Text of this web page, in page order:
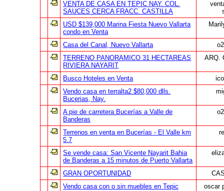
VENTA DE CASA EN TEPIC NAY. COL.
SAUCES CERCA FRACC. CASTILLA
USD $139,000 Marina Fiesta Nuevo Vallarta
condo en Venta
Casa del Canal, Nuevo Vallarta
TERRENO PANORAMICO 31 HECTAREAS
RIVIERA NAYARIT
ARQ.
Busco Hoteles en Venta
Vendo casa en terralta2 $80,000 dlls.
Bucerias, Nay.
A pie de carretera Bucerías a Valle de
Banderas
Terrenos en venta en Bucerías - El Valle km
5.7
Se vende casa: San Vicente Nayarit Bahia
de Banderas a 15 minutos de Puerto Vallarta
GRAN OPORTUNIDAD
Vendo casa con o sin muebles en Tepic
oscar